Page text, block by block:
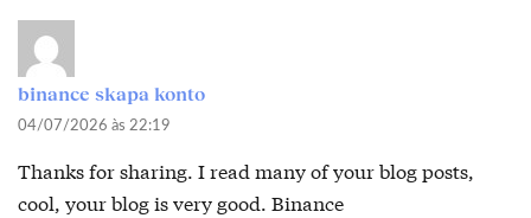
binance skapa konto
04/07/2026 às 22:19
Thanks for sharing. I read many of your blog posts,
cool, your blog is very good. Binance